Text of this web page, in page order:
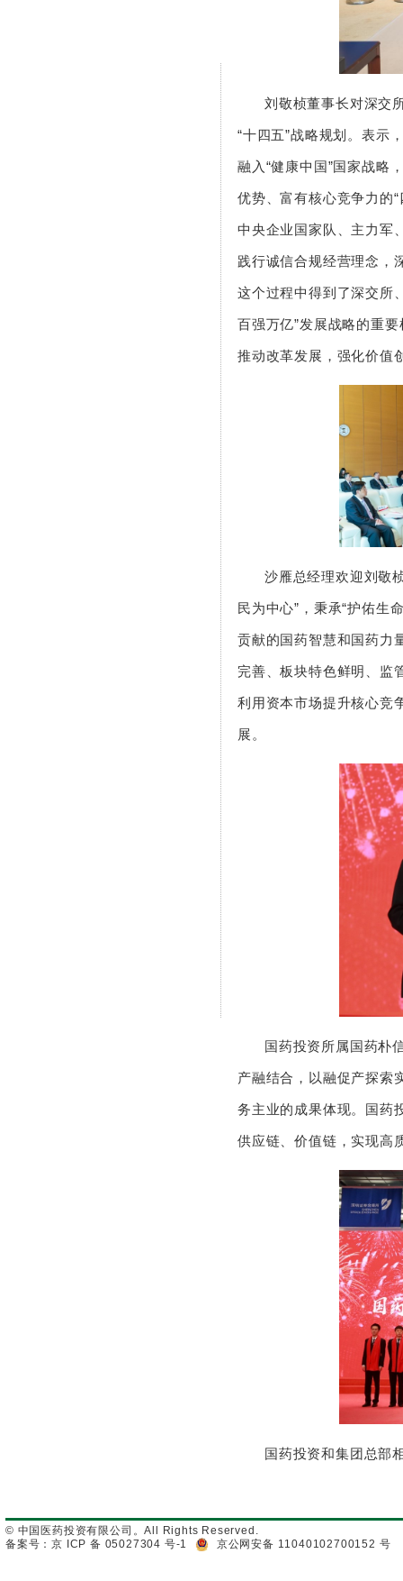
刘敬桢董事长对深交
“十四五”战略规划。表示
融入“健康中国”国家战略
优势、富有核心竞争力的
中央企业国家队、主力军
践行诚信合规经营理念，
这个过程中得到了深交所
百强万亿”发展战略的重
推动改革发展，强化价值
沙雁总经理欢迎刘敬
民为中心”，秉承“护佑生
贡献的国药智慧和国药力
完善、板块特色鲜明、监
利用资本市场提升核心竞
展。
国药投资所属国药朴
产融结合，以融促产探索
务主业的成果体现。国药
供应链、价值链，实现高
国药投资和集团总部
© 中国医药投资有限公司。All Rights Reserved.
备案号：京 ICP 备 05027304 号-1
京公网安备 11040102700152 号